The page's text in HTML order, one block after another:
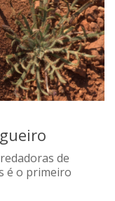
de
é o primeiro